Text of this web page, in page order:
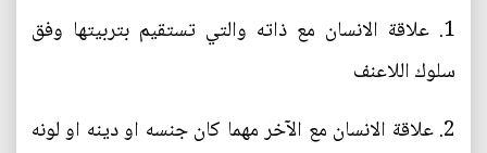
1. علاقة الانسان مع ذاته والتي تستقيم بتربيتها وفق
سلوك اللاعنف
2. علاقة الانسان مع الآخر مهما كان جنسه او دينه او لونه